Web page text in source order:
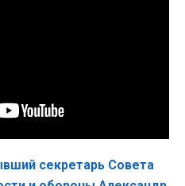
секретарь Совета